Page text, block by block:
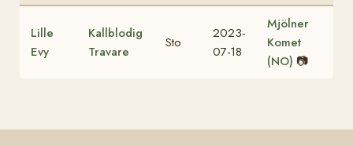
Lille
Evy
Kallblodig
Travare
Sto
2023-
07-18
Mjölner
Komet
(NO) 📷